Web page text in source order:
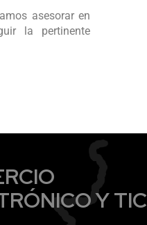
asesorar en
la pertinente
Y TIC